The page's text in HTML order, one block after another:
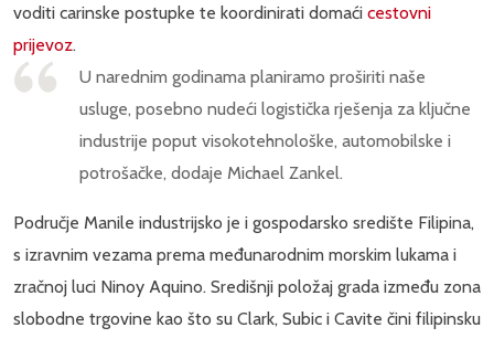
voditi carinske postupke te koordinirati domaći cestovni
prijevoz.
U narednim godinama planiramo proširiti naše
usluge, posebno nudeći logistička rješenja za ključne
industrije poput visokotehnološke, automobilske i
potrošačke, dodaje Michael Zankel.
Područje Manile industrijsko je i gospodarsko središte Filipina,
s izravnim vezama prema međunarodnim morskim lukama i
zračnoj luci Ninoy Aquino. Središnji položaj grada između zona
slobodne trgovine kao što su Clark, Subic i Cavite čini filipinsku